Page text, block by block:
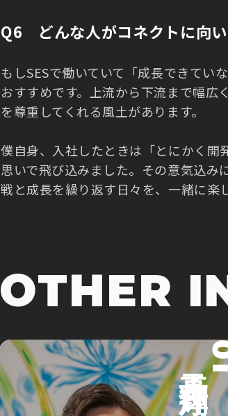
Q6 どんな人がコネクトに向い
もしSESで働いていて「成長できてい
おすすめです。上流から下流まで幅広
を尊重してくれる風土があります。
僕自身、入社したときは「とにかく開
思いで飛び込みました。その意気込み
戦と成長を繰り返す日々を、一緒に楽
OTHER
真子 翔輝